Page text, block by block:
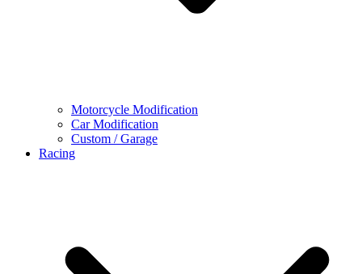
Motorcycle Modification
Car Modification
Custom / Garage
Racing